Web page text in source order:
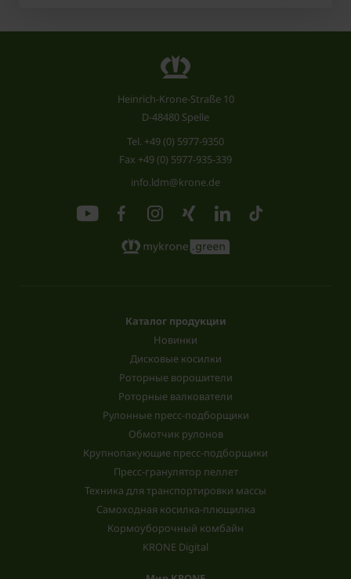
Heinrich-Krone-Straße 10
D-48480 Spelle
Tel. +49 (0) 5977-9350
Fax +49 (0) 5977-935-339
info.ldm@krone.de
Каталог продукции
Новинки
Дисковые косилки
Роторные ворошители
Роторные валкователи
Рулонные пресс-подборщики
Обмотчик рулонов
Крупнопакующие пресс-подборщики
Пресс-гранулятор пеллет
Техника для транспортировки массы
Самоходная косилка-плющилка
Кормоуборочный комбайн
KRONE Digital